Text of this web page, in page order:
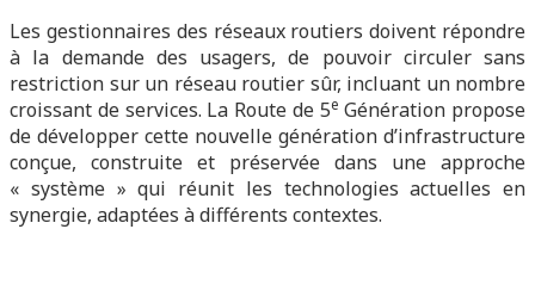
Les gestionnaires des réseaux routiers doivent répondre
à la demande des usagers, de pouvoir circuler sans
restriction sur un réseau routier sûr, incluant un nombre
croissant de services. La Route de 5e Génération propose
de développer cette nouvelle génération d’infrastructure
conçue, construite et préservée dans une approche
« système » qui réunit les technologies actuelles en
synergie, adaptées à différents contextes.